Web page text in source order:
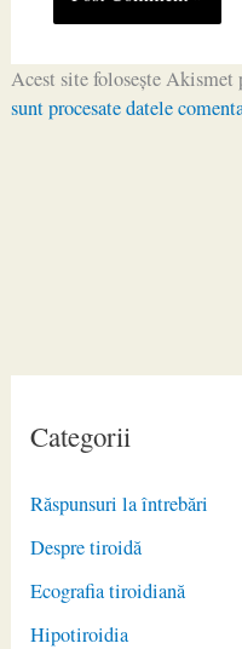
Categorii
Răspunsuri la întrebări
Despre tiroidă
Ecografia tiroidiană
Hipotiroidia
Acest site folosește Akismet
sunt procesate datele